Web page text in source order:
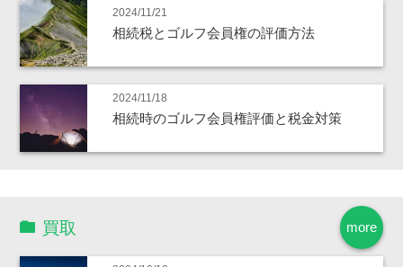
2024/11/21
相続税とゴルフ会員権の評価方法
2024/11/18
相続時のゴルフ会員権評価と税金対策
more
買取